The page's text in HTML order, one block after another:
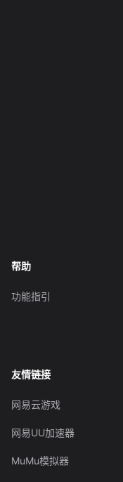
帮助
功能指引
友情链接
网易云游戏
网易UU加速器
MuMu模拟器